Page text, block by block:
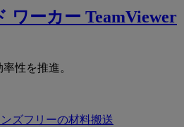
ワーカー TeamViewer
性を推進。
ズフリーの材料搬送